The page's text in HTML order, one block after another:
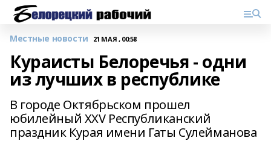
Местные новости 21 МАЯ , 00:58
Кураисты Белоречья - одни
из лучших в республике
В городе Октябрьском прошел
юбилейный XXV Республиканский
праздник Курая имени Гаты Сулейманова